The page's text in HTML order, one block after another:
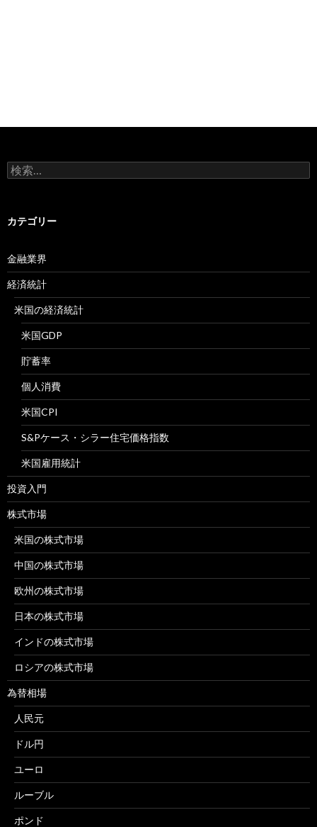
検
索:
カテゴリー
金融業界
経済統計
米国の経済統計
米国GDP
貯蓄率
個人消費
米国CPI
S&Pケース・シラー住宅価格指数
米国雇用統計
投資入門
株式市場
米国の株式市場
中国の株式市場
欧州の株式市場
日本の株式市場
インドの株式市場
ロシアの株式市場
為替相場
人民元
ドル円
ユーロ
ルーブル
ポンド